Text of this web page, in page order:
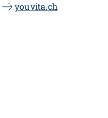
youvita.ch